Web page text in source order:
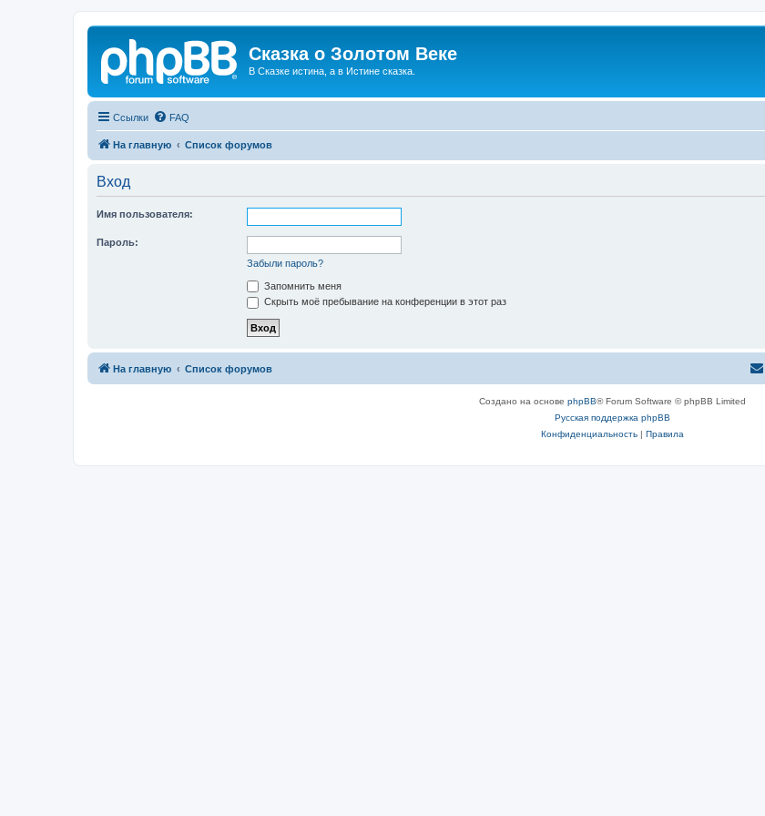
Сказка о Золотом Веке
В Сказке истина, а в Истине сказка.
Ссылки FAQ
На главную Список форумов
Вход
Имя пользователя:
Пароль:
Забыли пароль?
Запомнить меня
Скрыть моё пребывание на конференции в этот раз
На главную Список форумов
Создано на основе phpBB® Forum Software © phpBB Limited
Русская поддержка phpBB
Конфиденциальность| Правила